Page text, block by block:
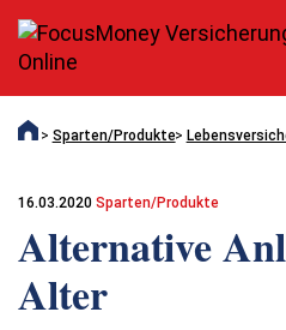
Sparten/Produkte
16.03.2020 Sparten/Produkte
Alternative
Alter